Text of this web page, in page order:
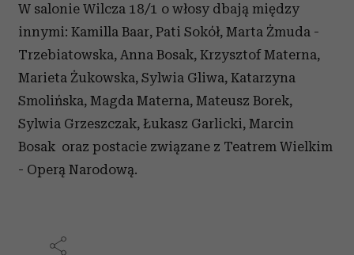
W salonie Wilcza 18/1 o włosy dbają między
innymi: Kamilla Baar, Pati Sokół, Marta Żmuda -
Trzebiatowska, Anna Bosak, Krzysztof Materna,
Marieta Żukowska, Sylwia Gliwa, Katarzyna
Smolińska, Magda Materna, Mateusz Borek,
Sylwia Grzeszczak, Łukasz Garlicki, Marcin
Bosak oraz postacie związane z Teatrem Wielkim
- Operą Narodową.